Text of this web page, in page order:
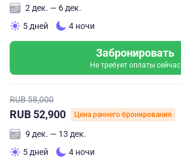
2 дек. — 6 дек.
5 дней
4 ночи
Забронировать
Не требует оплаты сейчас
RUB 58,000
RUB 52,900 Цена раннего бронирования
9 дек. — 13 дек.
5 дней
4 ночи